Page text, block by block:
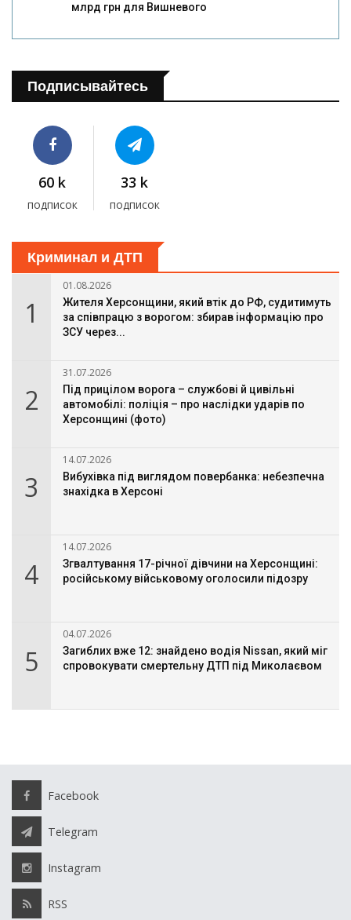
млрд грн для Вишневого
Подписывайтесь
60 k
подписок
33 k
подписок
Криминал и ДТП
1
01.08.2026
Жителя Херсонщини, який втік до РФ, судитимуть
за співпрацю з ворогом: збирав інформацію про
ЗСУ через...
2
31.07.2026
Під прицілом ворога – службові й цивільні
автомобілі: поліція – про наслідки ударів по
Херсонщині (фото)
3
14.07.2026
Вибухівка під виглядом повербанка: небезпечна
знахідка в Херсоні
4
14.07.2026
Згвалтування 17-річної дівчини на Херсонщині:
російському військовому оголосили підозру
5
04.07.2026
Загиблих вже 12: знайдено водія Nissan, який міг
спровокувати смертельну ДТП під Миколаєвом
Facebook
Telegram
Instagram
RSS